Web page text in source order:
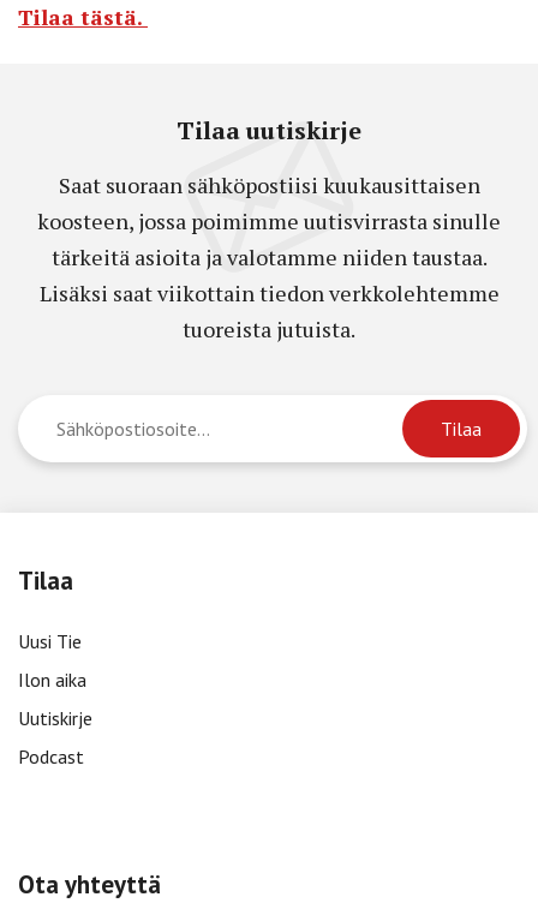
Tilaa tästä.
Tilaa uutiskirje
Saat suoraan sähköpostiisi kuukausittaisen
koosteen, jossa poimimme uutisvirrasta sinulle
tärkeitä asioita ja valotamme niiden taustaa.
Lisäksi saat viikottain tiedon verkkolehtemme
tuoreista jutuista.
Tilaa
Uusi Tie
Ilon aika
Uutiskirje
Podcast
Ota yhteyttä